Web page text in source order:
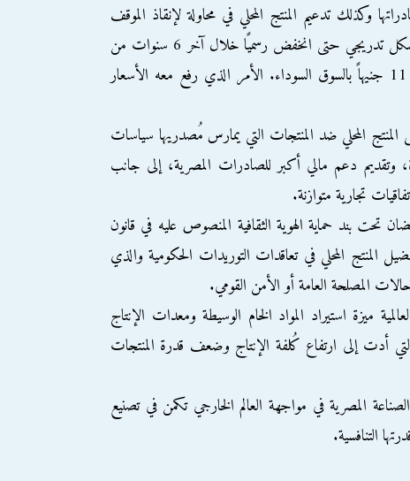
وكذلك تدعيم المنتج المحلي في محاولة لإنقاذ الموقف
اضطرت إلى خفض قيمة الجنيه مقابل الدولار بشكل تدريجي حتى انخفض رسميًا خلال آخر 6 سنوات من
مستوى 6 جنيهات إلى 8.87 جنيهات، وتجاوز 11 جنيهاً بالسوق السوداء. الأمر الذي رفع معه الأسعار
المنتج المحلي ضد المنتجات التي يمارس مُصدريها سياسات
وتقديم دعم مالي أكبر للصادرات المصرية، إلى جانب
تجارية متوازنة.
تحت بند حماية الهوية الثقافية المنصوص عليه في قانون
المنتج المحلي في تعاقدات التوريدات الحكومية والذي
ميزة استيراد المواد الخام الوسيطة ومعدات الإنتاج
أدت إلى ارتفاع كُلفة الإنتاج وضعف قدرة المنتجات
المصرية في مواجهة العالم الخارجي تكمن في تصنيع
التنافسية.